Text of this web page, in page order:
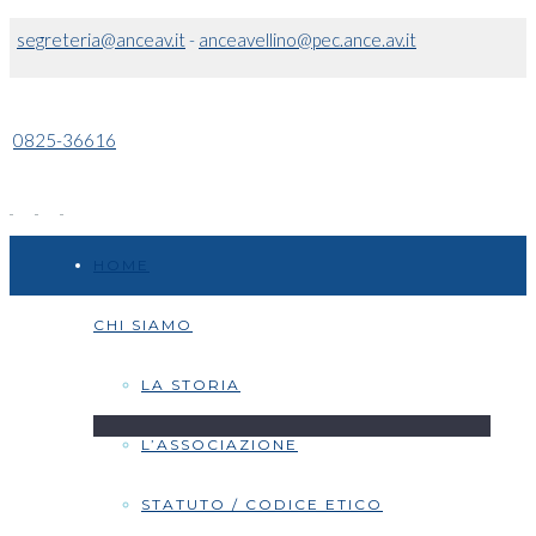
segreteria@anceav.it- anceavellino@pec.ance.av.it
0825-36616
CHI SIAMO
LA STORIA
L’ASSOCIAZIONE
STATUTO / CODICE ETICO